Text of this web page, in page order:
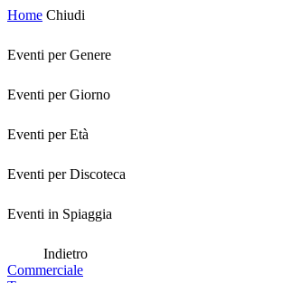
Home Chiudi
Eventi per Genere
Eventi per Giorno
Eventi per Età
Eventi per Discoteca
Eventi in Spiaggia
Indietro
Commerciale